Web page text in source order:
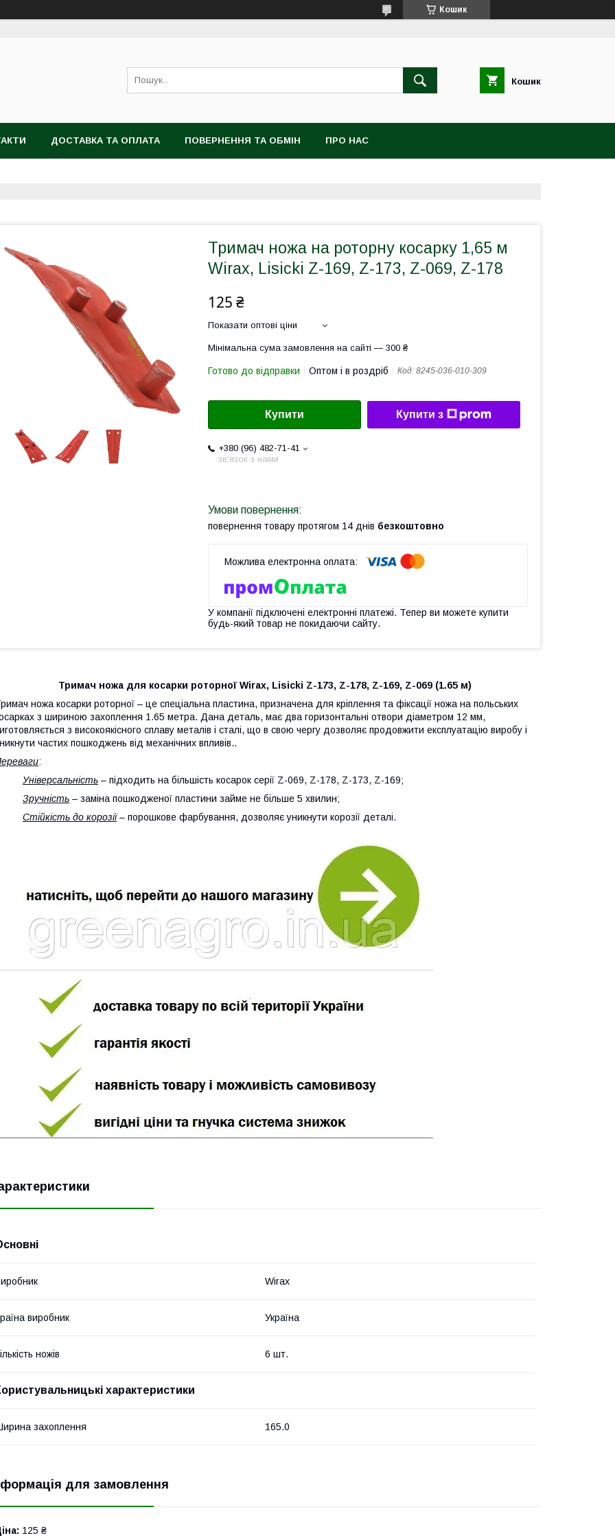
Кошик
Кошик
ДОСТАВКА ТА ОПЛАТА ПОВЕРНЕННЯ ТА ОБМІН ПРО НАС
Тримач ножа на роторну косарку 1,65 м
Wirax, Lisicki Z-169, Z-173, Z-069, Z-178
125 ₴
Показати оптові ціни
Мінімальна сума замовлення на сайті — 300 ₴
Готово до відправки Оптом і в роздріб Код: 8245-036-010-309
Купити Купити з
+380 (96) 482-71-41
зв'язок з нами
повернення товару протягом 14 днів безкоштовно
У компанії підключені електронні платежі. Тепер ви можете купити
будь-який товар не покидаючи сайту.
Тримач ножа для косарки роторної Wirax, Lisicki Z-173, Z-178, Z-169, Z-069 (1.65 м)
ножа косарки роторної – це спеціальна пластина, призначена для кріплення та фіксації ножа на польських
з шириною захоплення 1.65 метра. Дана деталь, має два горизонтальні отвори діаметром 12 мм,
з високоякісного сплаву металів і сталі, що в свою чергу дозволяє продовжити експлуатацію виробу і
частих пошкоджень від механічних впливів..
:
Універсальність – підходить на більшість косарок серії Z-069, Z-178, Z-173, Z-169;
Зручність – заміна пошкодженої пластини займе не більше 5 хвилин;
Стійкість до корозії– порошкове фарбування, дозволяє уникнути корозії деталі.
Wirax
виробник Україна
ножів 6 шт.
характеристики
захоплення 165.0
для замовлення
125 ₴